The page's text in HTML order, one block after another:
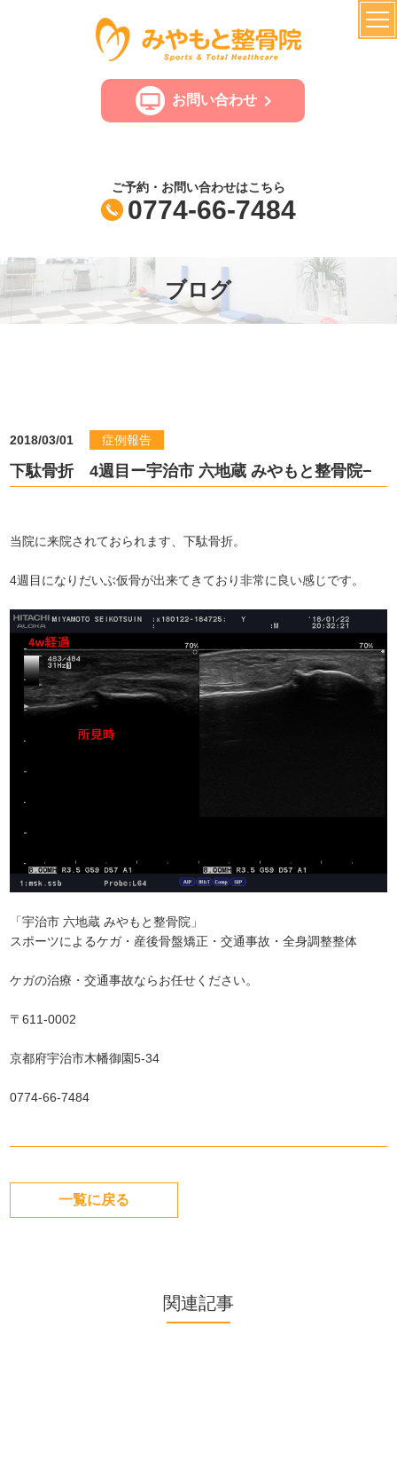
お問い合わせ
ご予約・お問い合わせはこちら
0774-66-7484
ブログ
2018/03/01 症例報告
下駄骨折 4週目ー宇治市 六地蔵 みやもと整骨院−
当院に来院されておられます、下駄骨折。
4週目になりだいぶ仮骨が出来てきており非常に良い感じです。
「宇治市 六地蔵 みやもと整骨院」
スポーツによるケガ・産後骨盤矯正・交通事故・全身調整整体
ケガの治療・交通事故ならお任せください。
〒611-0002
京都府宇治市木幡御園5-34
0774-66-7484
一覧に戻る
関連記事